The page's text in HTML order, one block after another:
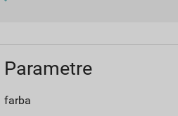
Parametre
farba